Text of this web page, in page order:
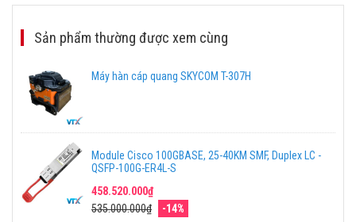
Sản phẩm thường được xem cùng
Máy hàn cáp quang SKYCOM T-307H
Module Cisco 100GBASE, 25-40KM SMF, Duplex LC -
QSFP-100G-ER4L-S
458.520.000₫
535.000.000₫
-14%